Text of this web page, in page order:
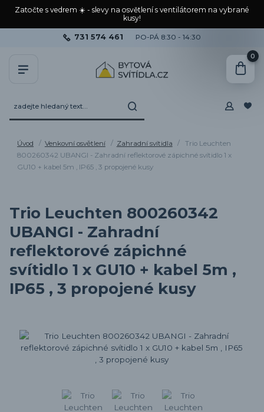
Zatočte s vedrem ☀️ - slevy na osvětlení s ventilátorem na vybrané
kusy!
731 574 461 PO-PÁ 8:30 - 14:30
0
Úvod Venkovní osvětlení Zahradní svítidla
Trio Leuchten
800260342 UBANGI - Zahradní reflektorové zápichné svítidlo 1 x
GU10 + kabel 5m , IP65 , 3 propojené kusy
Trio Leuchten 800260342
UBANGI - Zahradní
reflektorové zápichné
svítidlo 1 x GU10 + kabel 5m ,
IP65 , 3 propojené kusy